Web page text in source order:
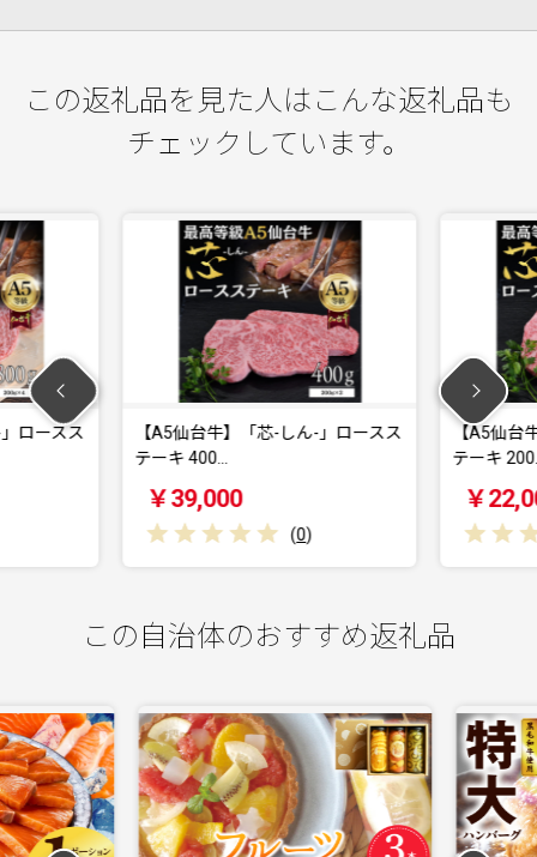
この返礼品を見た人はこんな返礼品も
チェックしています。
ロースス
【A5仙台牛】「芯-しん-」ロースス
テーキ 400…
￥39,000
(0)
【A5仙台
テーキ
￥
この自治体のおすすめ返礼品